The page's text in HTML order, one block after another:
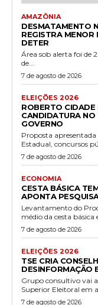
AMAZÔNIA
DESMATAMENTO
REGISTRA MENOR
DETER
Área sob alerta foi de
de...
7 de agosto de 2026
ELEIÇÕES 2026
ROBERTO CIDADE
CANDIDATURA NO
GOVERNO
Proposta
Estadual, concursos
7 de agosto de 2026
ECONOMIA
CESTA BÁSICA
APONTA
Levantamento do
médio da cesta básica
7 de agosto de 2026
ELEIÇÕES 2026
TSE CRIA
DESINFORMAÇÃO
Grupo consultivo vai
Superior Eleitoral em
7 de agosto de 2026